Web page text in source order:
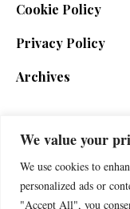
We value your
We use cookies to
personalized ads or
"Accept All", you
Cookie Policy
Privacy Policy
Archives
SIGN UP FOR THE